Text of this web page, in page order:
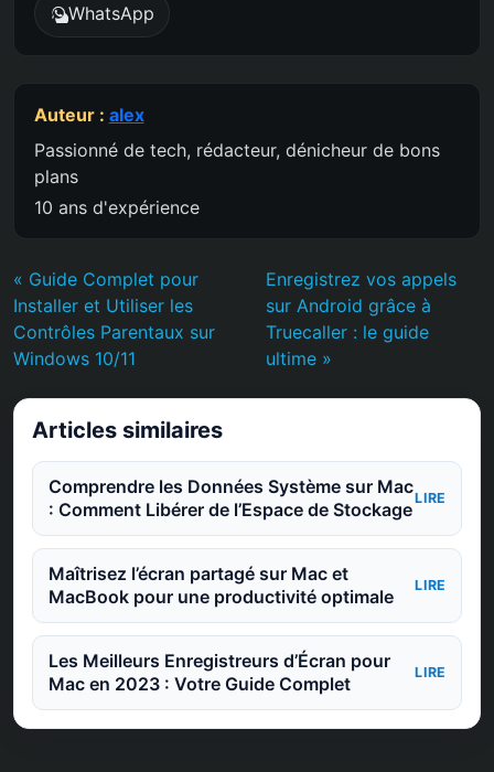
WhatsApp
Auteur : alex
Passionné de tech, rédacteur, dénicheur de bons
plans
10 ans d'expérience
« Guide Complet pour
Installer et Utiliser les
Contrôles Parentaux sur
Windows 10/11
Enregistrez vos appels
sur Android grâce à
Truecaller : le guide
ultime »
Articles similaires
Comprendre les Données Système sur Mac
: Comment Libérer de l’Espace de Stockage
LIRE
Maîtrisez l’écran partagé sur Mac et
MacBook pour une productivité optimale
LIRE
Les Meilleurs Enregistreurs d’Écran pour
Mac en 2023 : Votre Guide Complet
LIRE